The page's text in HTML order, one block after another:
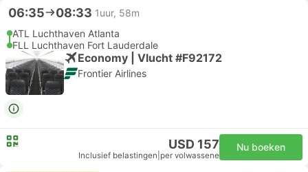
06:35 08:33 1uur, 58m
ATL Luchthaven Atlanta
FLL Luchthaven Fort Lauderdale
Economy | Vlucht #F92172
Frontier Airlines
USD 157
Inclusief belastingen per volwassene
Nu boeken